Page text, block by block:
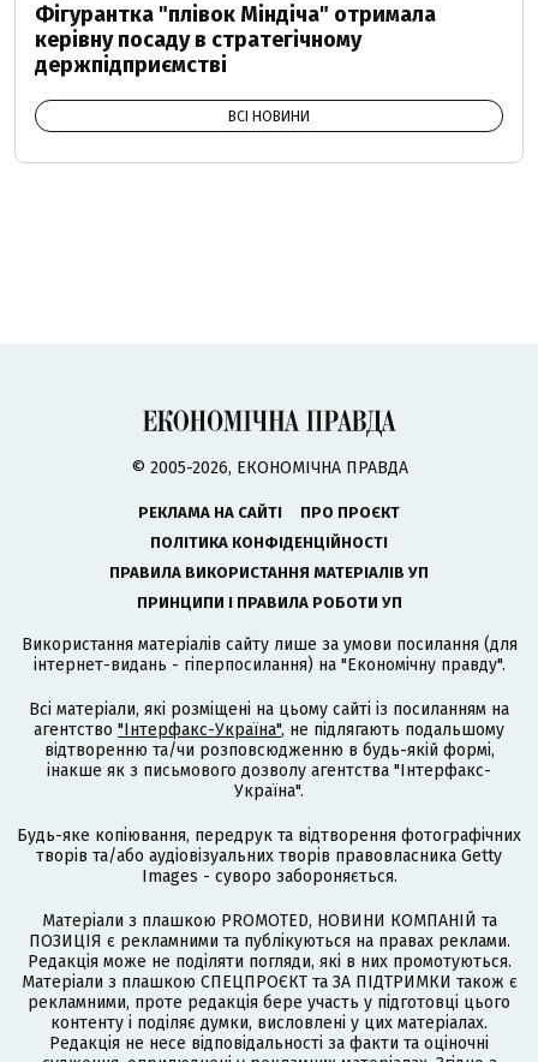
Фігурантка "плівок Міндіча" отримала
керівну посаду в стратегічному
держпідприємстві
ВСІ НОВИНИ
© 2005-2026, ЕКОНОМІЧНА ПРАВДА
РЕКЛАМА НА САЙТІ
ПРО ПРОЄКТ
ПОЛІТИКА КОНФІДЕНЦІЙНОСТІ
ПРАВИЛА ВИКОРИСТАННЯ МАТЕРІАЛІВ УП
ПРИНЦИПИ І ПРАВИЛА РОБОТИ УП
Використання матеріалів сайту лише за умови посилання (для
інтернет-видань - гіперпосилання) на "Економічну правду".
Всі матеріали, які розміщені на цьому сайті із посиланням на
агентство "Інтерфакс-Україна", не підлягають подальшому
відтворенню та/чи розповсюдженню в будь-якій формі,
інакше як з письмового дозволу агентства "Інтерфакс-
Україна".
Будь-яке копіювання, передрук та відтворення фотографічних
творів та/або аудіовізуальних творів правовласника Getty
Images - суворо забороняється.
Матеріали з плашкою PROMOTED, НОВИНИ КОМПАНІЙ та
ПОЗИЦІЯ є рекламними та публікуються на правах реклами.
Редакція може не поділяти погляди, які в них промотуються.
Матеріали з плашкою СПЕЦПРОЄКТ та ЗА ПІДТРИМКИ також є
рекламними, проте редакція бере участь у підготовці цього
контенту і поділяє думки, висловлені у цих матеріалах.
Редакція не несе відповідальності за факти та оціночні